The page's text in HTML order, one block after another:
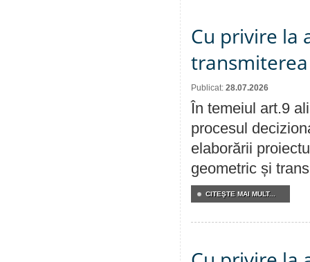
Cu privire la
Publicat: 28.07.2026
În temeiul art.9
procesul
elaborării
geometric și
CITEŞTE MAI MULT...